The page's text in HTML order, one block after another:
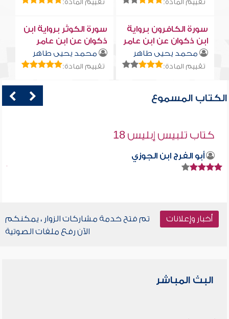
تقييم المادة: تقييم المادة:
سورة الكافرون برواية
ابن ذكوان عن ابن عامر
محمد يحيى طاهر
تقييم المادة:
سورة الكوثر برواية ابن
ذكوان عن ابن عامر
محمد يحيى طاهر
تقييم المادة:
الكتاب المسموع
كتاب تلبيس إبليس 18
أبو الفرج ابن الجوزي
أخبار وإعلانات
تم فتح خدمة مشاركات الزوار ، يمكنكم
الآن رفع ملفات الصوتية
البث المباشر